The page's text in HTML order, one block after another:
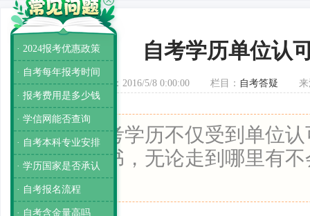
自考学历单位认
发布时间：2016/5/8 0:00:00 栏目： 自考答疑
导读：自考学历不仅受到单位
的学历证书，无论走到哪里有
量。
· 2024报考优惠政策
· 自考每年报考时间
· 报考费用是多少钱
· 学信网能否查询
· 自考本科专业安排
· 学历国家是否承认
· 自考报名流程
· 自考含金量高吗